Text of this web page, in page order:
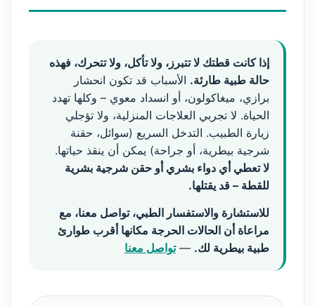
إذا كانت قطتك لا تتبرز، ولا تأكل، ولا تتحرك، فهذه
حالة طبية طارئة. الأسباب قد تكون انحشار
برازي، ميغاكولون، أو انسداد معوي – وكلها تهدد
الحياة. لا تجربي العلاجات المنزلية، ولا تؤجلي
زيارة الطبيب. التدخل السريع (سوائل، حقنة
شرجية بيطرية، أو جراحة) يمكن أن ينقذ حياتها.
لا تعطي أي دواء بشري أو حقن شرجية بشرية
للقطة – قد يقتلها.
للاستشارة والاستفسار الطبي، تواصل معنا، مع
مراعاة أن الحالات الحرجة مكانها أقرب طوارئ
طبية بيطرية لك. —تواصل معنا